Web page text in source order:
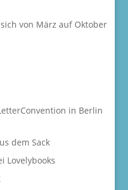
von März auf Oktober
in Berlin
dem Sack
Lovelybooks